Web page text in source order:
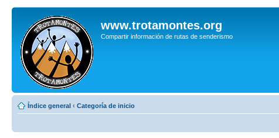
www.trotamontes.org
Compartir información de rutas de senderismo
Índice general ‹ Categoría de inicio